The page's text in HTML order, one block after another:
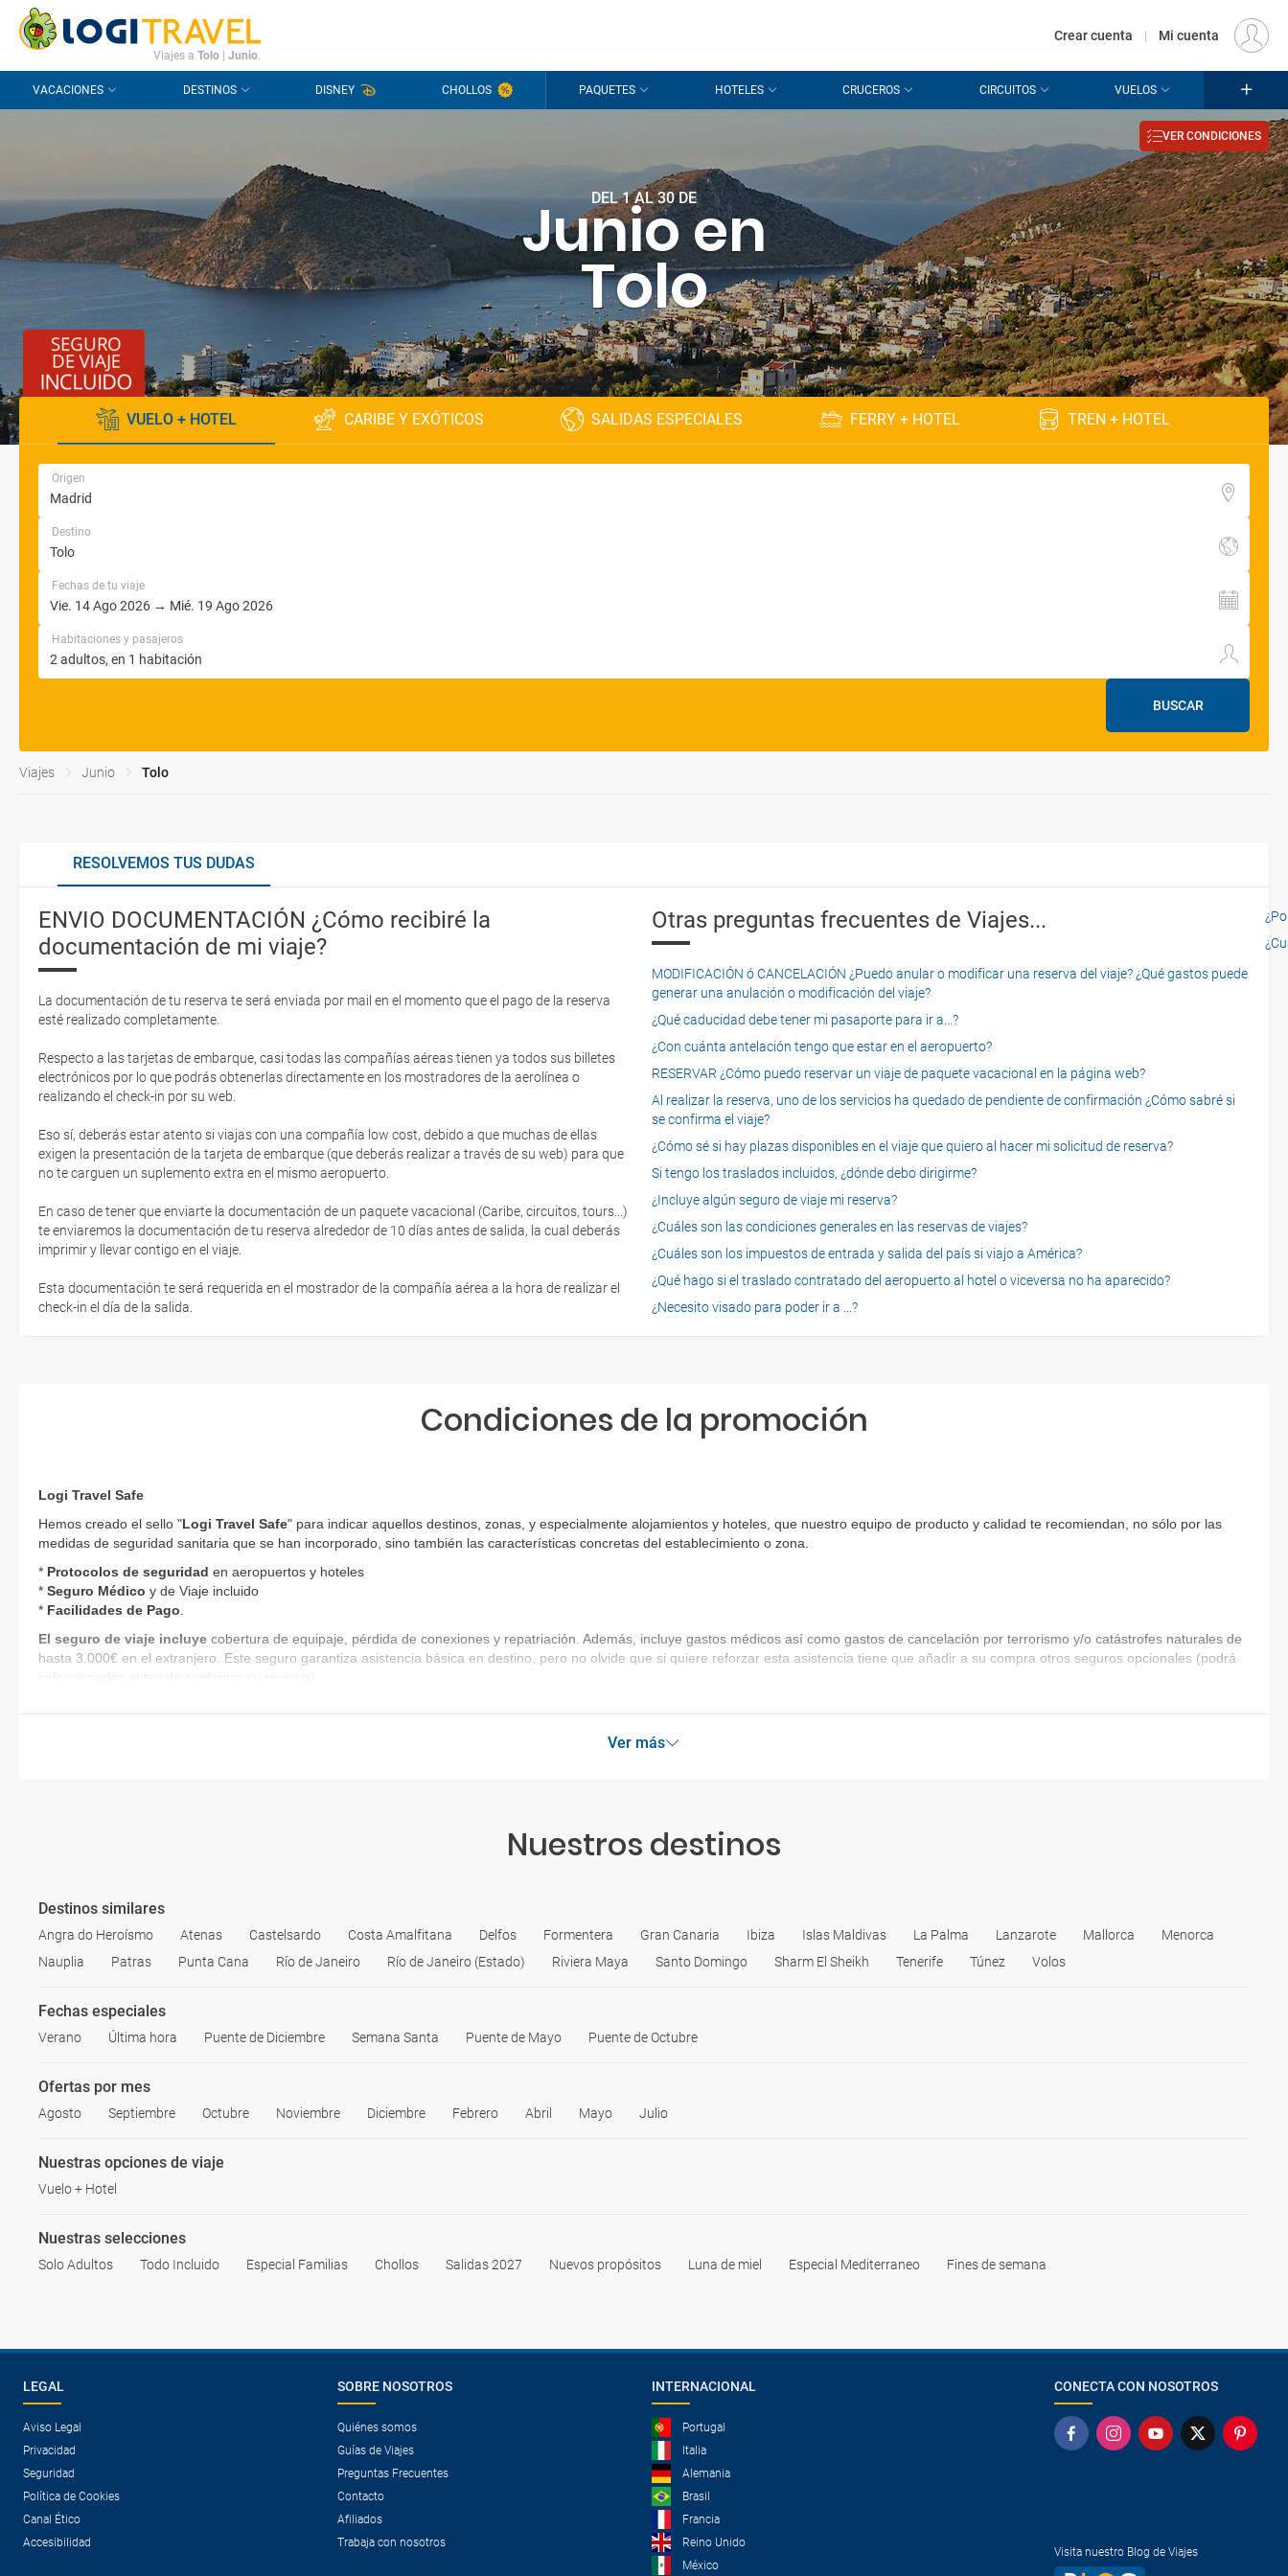
CONTACTO PREGUNTAS FRECUENTES EUR
Viajes a Tolo| Junio.
Crear cuenta | Mi cuenta
VACACIONES DESTINOS DISNEY CHOLLOS PAQUETES HOTELES CRUCEROS CIRCUITOS VUELOS
DEL 1 AL 30 DE
Junio en
Tolo
VER CONDICIONES
VUELO + HOTEL CARIBE Y EXÓTICOS SALIDAS ESPECIALES FERRY + HOTEL TREN + HOTEL
Origen
Destino
Fechas de tu viaje
Habitaciones y pasajeros
BUSCAR
Viajes Junio Tolo
RESOLVEMOS TUS DUDAS
ENVIO DOCUMENTACIÓN ¿Cómo recibiré la
documentación de mi viaje?
La documentación de tu reserva te será enviada por mail en el momento que el pago de la reserva
esté realizado completamente.
Respecto a las tarjetas de embarque, casi todas las compañías aéreas tienen ya todos sus billetes
electrónicos por lo que podrás obtenerlas directamente en los mostradores de la aerolínea o
realizando el check-in por su web.
Eso sí, deberás estar atento si viajas con una compañía low cost, debido a que muchas de ellas
exigen la presentación de la tarjeta de embarque (que deberás realizar a través de su web) para que
no te carguen un suplemento extra en el mismo aeropuerto.
En caso de tener que enviarte la documentación de un paquete vacacional (Caribe, circuitos, tours...)
te enviaremos la documentación de tu reserva alrededor de 10 días antes de salida, la cual deberás
imprimir y llevar contigo en el viaje.
Esta documentación te será requerida en el mostrador de la compañía aérea a la hora de realizar el
check-in el día de la salida.
Otras preguntas frecuentes de Viajes...
MODIFICACIÓN ó CANCELACIÓN ¿Puedo anular o modificar una reserva del viaje? ¿Qué gastos puede
generar una anulación o modificación del viaje?
¿Qué caducidad debe tener mi pasaporte para ir a...?
¿Con cuánta antelación tengo que estar en el aeropuerto?
RESERVAR ¿Cómo puedo reservar un viaje de paquete vacacional en la página web?
Al realizar la reserva, uno de los servicios ha quedado de pendiente de confirmación ¿Cómo sabré si
se confirma el viaje?
¿Cómo sé si hay plazas disponibles en el viaje que quiero al hacer mi solicitud de reserva?
Si tengo los traslados incluidos, ¿dónde debo dirigirme?
¿Incluye algún seguro de viaje mi reserva?
¿Cuáles son las condiciones generales en las reservas de viajes?
¿Cuáles son los impuestos de entrada y salida del país si viajo a América?
¿Qué hago si el traslado contratado del aeropuerto al hotel o viceversa no ha aparecido?
¿Necesito visado para poder ir a ...?
Condiciones de la promoción
Logi Travel Safe
Hemos creado el sello "Logi Travel Safe" para indicar aquellos destinos, zonas, y especialmente alojamientos y hoteles, que nuestro equipo de producto y calidad te recomiendan, no sólo por las
medidas de seguridad sanitaria que se han incorporado, sino también las características concretas del establecimiento o zona.
* Protocolos de seguridad en aeropuertos y hoteles
* Seguro Médico y de Viaje incluido
* Facilidades de Pago
El seguro de viaje incluye cobertura de equipaje, pérdida de conexiones y repatriación. Además, incluye gastos médicos así como gastos de cancelación por terrorismo y/o catástrofes naturales de
hasta 3.000€ en el extranjero. Este seguro garantiza asistencia básica en destino, pero no olvide que si quiere reforzar esta asistencia tiene que añadir a su compra otros seguros opcionales (podrá
seleccionarlos antes de confirmar su reserva).
Ver más
Nuestros destinos
Destinos similares
Angra do Heroísmo Atenas Castelsardo Costa Amalfitana Delfos Formentera Gran Canaria Ibiza Islas Maldivas La Palma Lanzarote Mallorca
Menorca
Nauplia
Patras Punta Cana Río de Janeiro Río de Janeiro (Estado) Riviera Maya Santo Domingo Sharm El Sheikh Tenerife Túnez Volos
Fechas especiales
Verano Última hora Puente de Diciembre Semana Santa Puente de Mayo Puente de Octubre
Ofertas por mes
Agosto Septiembre Octubre Noviembre Diciembre Febrero Abril Mayo Julio
Nuestras opciones de viaje
Vuelo + Hotel
Nuestras selecciones
Solo Adultos Todo Incluido Especial Familias Chollos Salidas 2027 Nuevos propósitos Luna de miel Especial Mediterraneo Fines de semana
LEGAL
Aviso Legal
Privacidad
Seguridad
Política de Cookies
Canal Ético
Accesibilidad
SOBRE NOSOTROS
Quiénes somos
Guías de Viajes
Preguntas Frecuentes
Contacto
Afiliados
Trabaja con nosotros
INTERNACIONAL
Portugal
Italia
Alemania
Brasil
Francia
Reino Unido
México
CONECTA CON NOSOTROS
Visita nuestro Blog de Viajes